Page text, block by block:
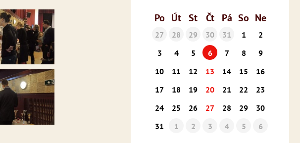
Po Út St Čt Pá So Ne
27 28 29 30 31 1
2
3
4 5 6 7 8
9
10
11 12 13 14 15
16
17
18 19 20 21 22
23
24
25 26 27 28 29
30
31
1 2 3 4 5 6